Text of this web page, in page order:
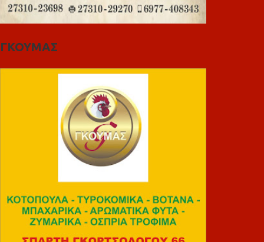
ΓΚΟΥΜΑΣ